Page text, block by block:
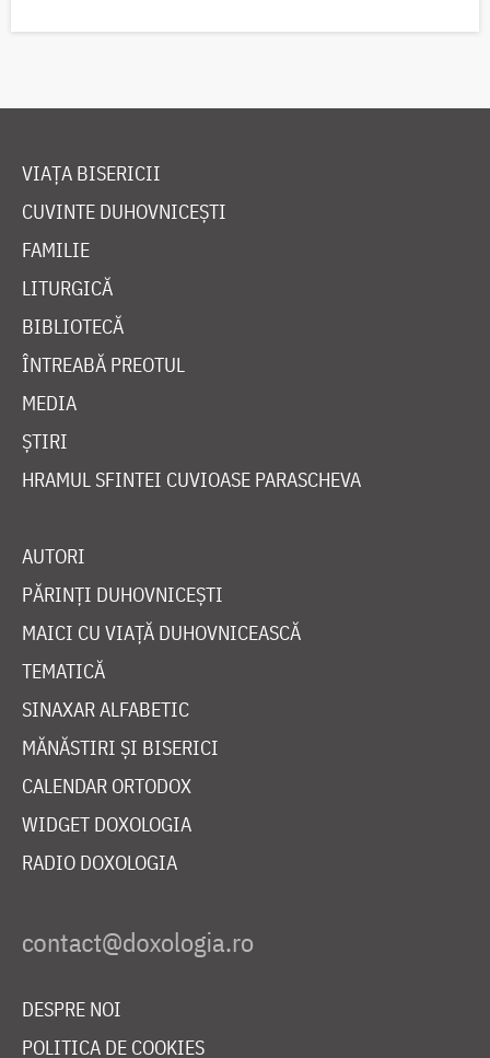
VIAȚA BISERICII
CUVINTE DUHOVNICEȘTI
FAMILIE
LITURGICĂ
BIBLIOTECĂ
ÎNTREABĂ PREOTUL
MEDIA
ȘTIRI
HRAMUL SFINTEI CUVIOASE PARASCHEVA
AUTORI
PĂRINȚI DUHOVNICEȘTI
MAICI CU VIAȚĂ DUHOVNICEASCĂ
TEMATICĂ
SINAXAR ALFABETIC
MĂNĂSTIRI ȘI BISERICI
CALENDAR ORTODOX
WIDGET DOXOLOGIA
RADIO DOXOLOGIA
DESPRE NOI
POLITICA DE COOKIES